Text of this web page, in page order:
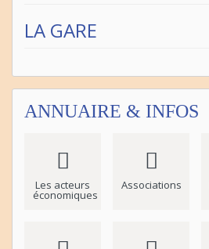
LA GARE
ANNUAIRE & INFOS
Les acteurs
économiques
Associations